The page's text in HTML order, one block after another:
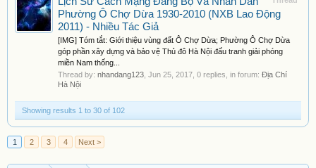
Phường Ô Chợ Dừa 1930-2010 (NXB Lao Động
2011) - Nhiều Tác Giả
[IMG] Tóm tắt: Giới thiệu vùng đất Ô Chợ Dừa; Phường Ô Chợ Dừa
góp phần xây dựng và bảo vệ Thủ đô Hà Nội đấu tranh giải phóng
miền Nam thống...
Thread by: nhandang123 Jun 25, 2017 , 0 replies, in forum: Địa Chí
Hà Nội
Showing results 1 to 30 of 102
1 2 3 4 Next >